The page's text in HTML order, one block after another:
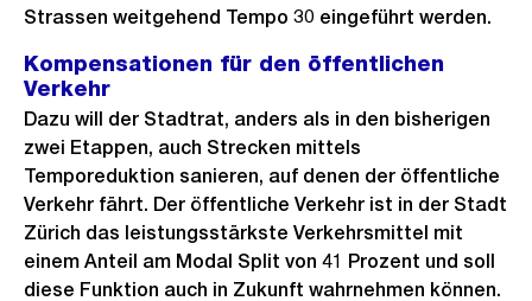
Strassen weitgehend Tempo 30 eingeführt werden.
Kompensationen für den öffentlichen
Verkehr
Dazu will der Stadtrat, anders als in den bisherigen
zwei Etappen, auch Strecken mittels
Temporeduktion sanieren, auf denen der öffentliche
Verkehr fährt. Der öffentliche Verkehr ist in der Stadt
Zürich das leistungsstärkste Verkehrsmittel mit
einem Anteil am Modal Split von 41 Prozent und soll
diese Funktion auch in Zukunft wahrnehmen können.